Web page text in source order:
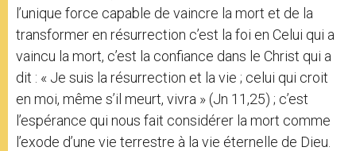
l’unique force capable de vaincre la mort et de la
transformer en résurrection c’est la foi en Celui qui a
vaincu la mort, c’est la confiance dans le Christ qui a
dit : « Je suis la résurrection et la vie ; celui qui croit
en moi, même s’il meurt, vivra » (Jn 11,25) ; c’est
l’espérance qui nous fait considérer la mort comme
l’exode d’une vie terrestre à la vie éternelle de Dieu.